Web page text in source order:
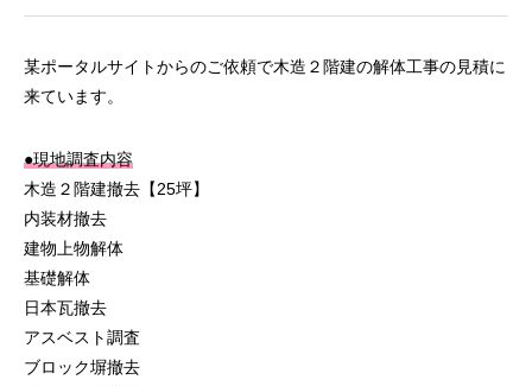
某ポータルサイトからのご依頼で木造２階建の解体工事の見積に
来ています。
●現地調査内容
木造２階建撤去【25坪】
内装材撤去
建物上物解体
基礎解体
日本瓦撤去
アスベスト調査
ブロック塀撤去